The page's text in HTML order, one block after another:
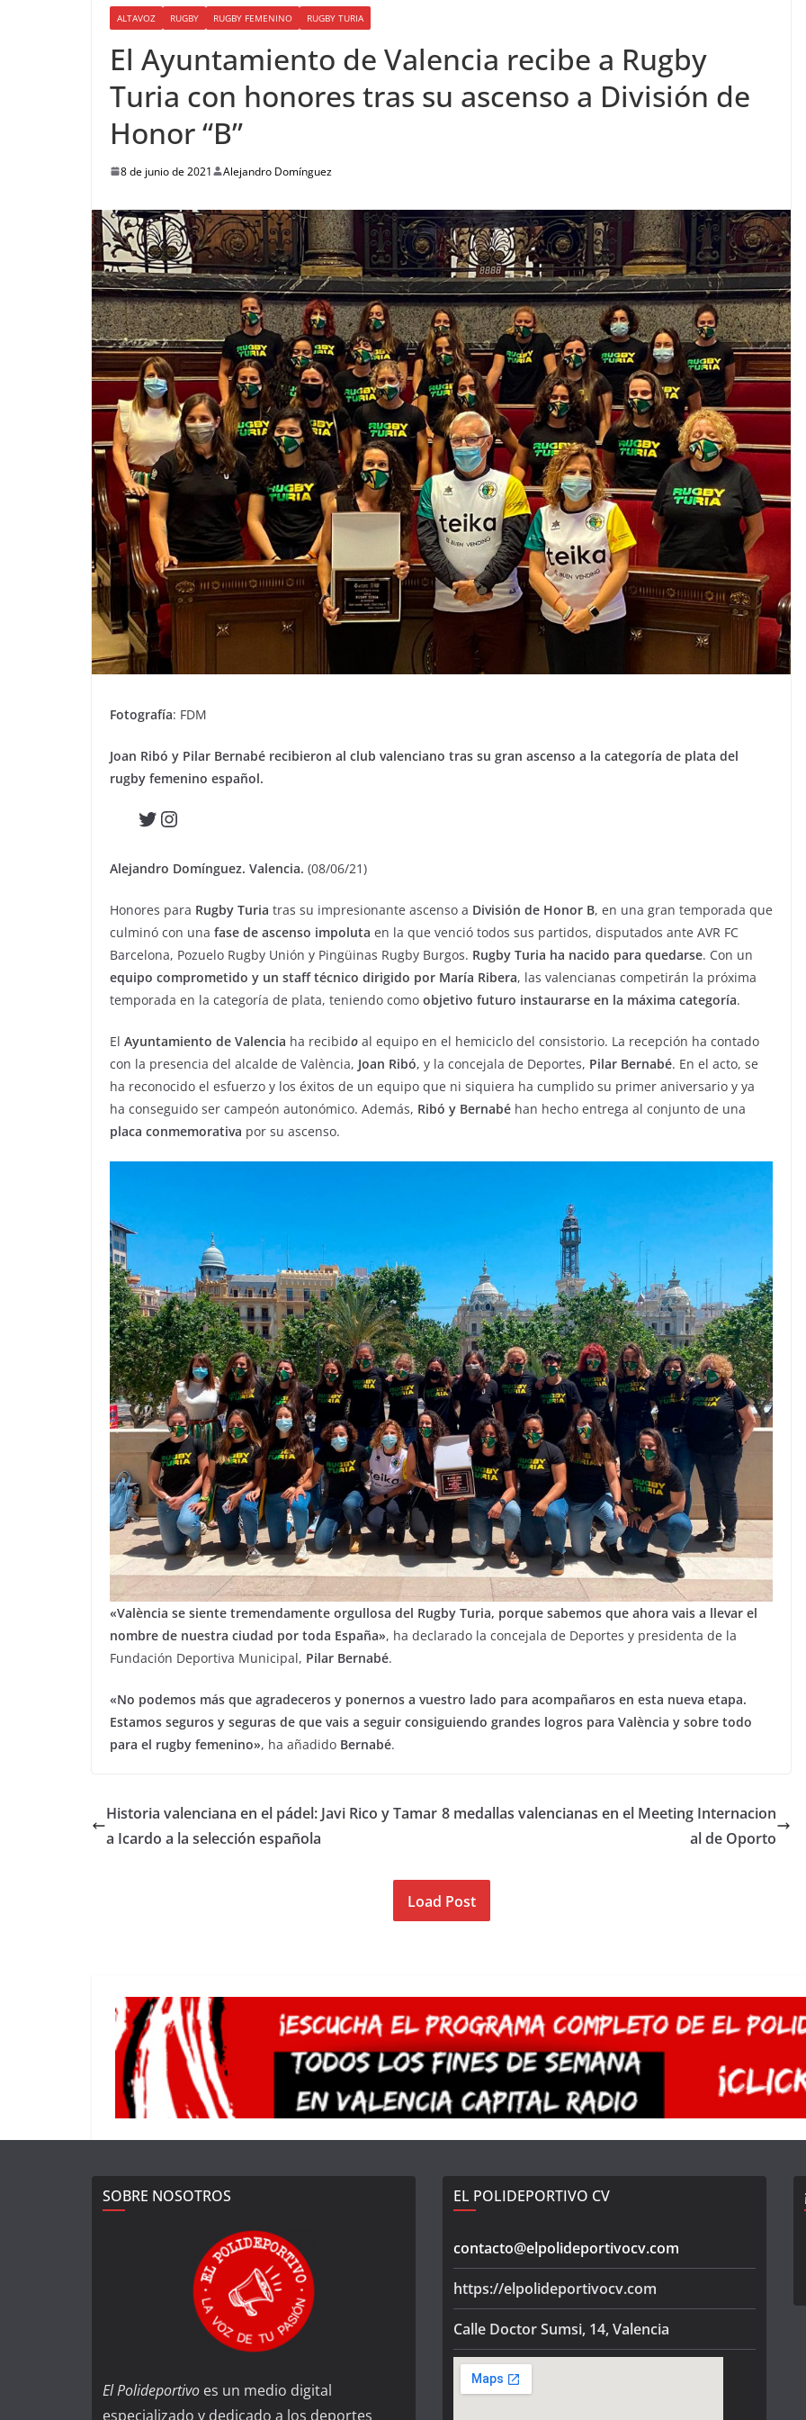
ALTAVOZ RUGBY RUGBY FEMENINO RUGBY TURIA
El Ayuntamiento de Valencia recibe a Rugby
Turia con honores tras su ascenso a División de
Honor “B”
8 de junio de 2021 Alejandro Domínguez
Fotografía: FDM
Joan Ribó y Pilar Bernabé recibieron al club valenciano tras su gran ascenso a la categoría de plata del
rugby femenino español.
Twitter
Instagram
Alejandro Domínguez. Valencia. (08/06/21)
Honores para Rugby Turia tras su impresionante ascenso a División de Honor B, en una gran temporada que
culminó con una fase de ascenso impoluta en la que venció todos sus partidos, disputados ante AVR FC
Barcelona, Pozuelo Rugby Unión y Pingüinas Rugby Burgos. Rugby Turia ha nacido para quedarse. Con un
equipo comprometido y un staff técnico dirigido por María Ribera, las valencianas competirán la próxima
temporada en la categoría de plata, teniendo como objetivo futuro instaurarse en la máxima categoría.
El Ayuntamiento de Valencia ha recibido al equipo en el hemiciclo del consistorio. La recepción ha contado
con la presencia del alcalde de València, Joan Ribó, y la concejala de Deportes, Pilar Bernabé. En el acto, se
ha reconocido el esfuerzo y los éxitos de un equipo que ni siquiera ha cumplido su primer aniversario y ya
ha conseguido ser campeón autonómico. Además, Ribó y Bernabé han hecho entrega al conjunto de una
placa conmemorativa por su ascenso.
«València se siente tremendamente orgullosa del Rugby Turia, porque sabemos que ahora vais a llevar el
nombre de nuestra ciudad por toda España», ha declarado la concejala de Deportes y presidenta de la
Fundación Deportiva Municipal, Pilar Bernabé.
«No podemos más que agradeceros y ponernos a vuestro lado para acompañaros en esta nueva etapa.
Estamos seguros y seguras de que vais a seguir consiguiendo grandes logros para València y sobre todo
para el rugby femenino», ha añadido Bernabé.
Historia valenciana en el pádel: Javi Rico y Tamar
a Icardo a la selección española
8 medallas valencianas en el Meeting Internacion
al de Oporto
Load Post
SOBRE NOSOTROS
El Polideportivo es un medio digital
especializado y dedicado a los deportes
EL POLIDEPORTIVO CV
contacto@elpolideportivocv.com
https://elpolideportivocv.com
Calle Doctor Sumsi, 14, Valencia